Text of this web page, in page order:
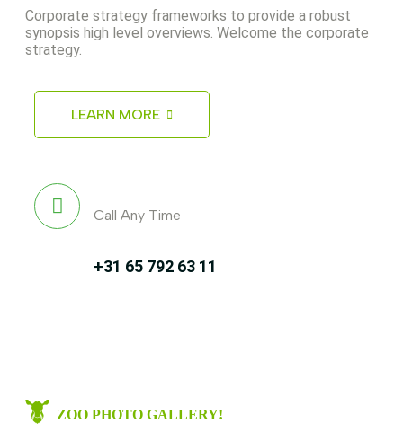
Corporate strategy frameworks to provide a robust
synopsis high level overviews. Welcome the corporate
strategy.
LEARN MORE
Call Any Time
+31 65 792 63 11
ZOO PHOTO GALLERY!